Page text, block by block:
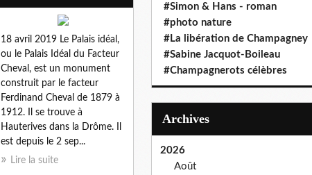
18 avril 2019 Le Palais idéal,
ou le Palais Idéal du Facteur
Cheval, est un monument
construit par le facteur
Ferdinand Cheval de 1879 à
1912. Il se trouve à
Hauterives dans la Drôme. Il
est depuis le 2 sep...
Lire la suite
#Simon & Hans - roman
#photo nature
#La libération de Champagney
#Sabine Jacquot-Boileau
#Champagnerots célèbres
Archives
2026
Août